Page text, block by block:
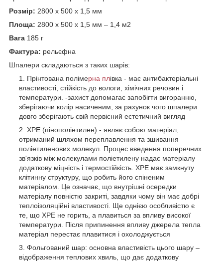
Розмір: 2800 х 500 х 1,5 мм
Площа: 2800 х 500 х 1,5 мм – 1,4 м2
Вага 185 г
Фактура: рельєфна
Шпалери складаються з таких шарів:
Прінтована полімерна плівка - має антибактеріальні
властивості, стійкість до вологи, хімічних речовин і
температури. -захист допомагає запобігти вигоранню,
зберігаючи колір насиченим, за рахунок чого шпалери
довго зберігають свій первісний естетичний вигляд
XPE (пінополіетилен) - являє собою матеріал,
отриманий шляхом переплавлення та зшивання
поліетиленових молекул. Процес введення поперечних
зв'язків між молекулами поліетилену надає матеріалу
додаткову міцність і термостійкість. XPE має замкнуту
клітинну структуру, що робить його спіненим
матеріалом. Це означає, що внутрішні осередки
матеріалу повністю закриті, завдяки чому він має добрі
теплоізоляційні властивості. Ще однією особливістю є
те, що ХРЕ не горить, а плавиться за впливу високої
температури. Після припинення впливу джерела тепла
матеріал перестає плавитися і охолоджується
Фольгований шар: основна властивість цього шару –
відображення теплових хвиль, що дає додаткову